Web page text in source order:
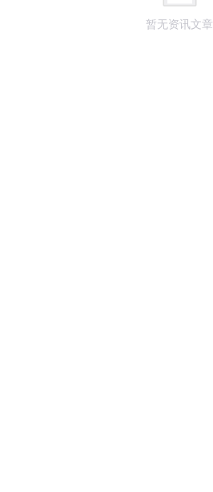
暂无资讯文章